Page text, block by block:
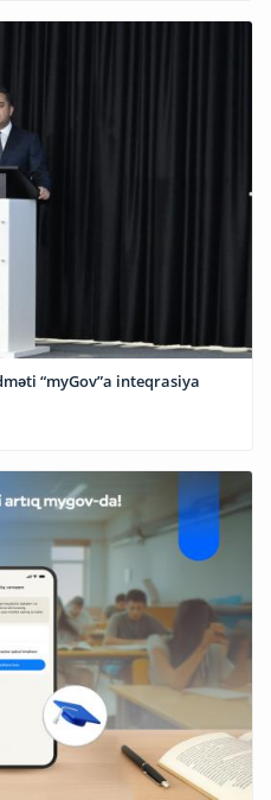
“myGov”a inteqrasiya